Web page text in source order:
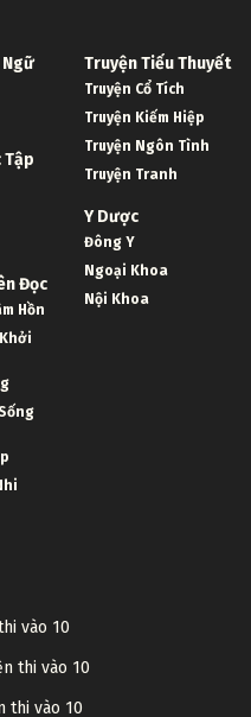
Tập
Đọc
Hồn
Truyện Tiểu Thuyết
Truyện Cổ Tích
Truyện Kiếm Hiệp
Truyện Ngôn Tình
Truyện Tranh
Y Dược
Đông Y
Ngoại Khoa
Nội Khoa
vào 10
thi vào 10
thi vào 10